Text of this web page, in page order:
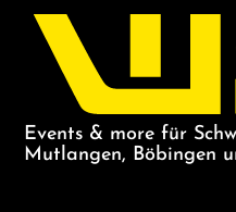
Events & more für
Mutlangen, Böbingen